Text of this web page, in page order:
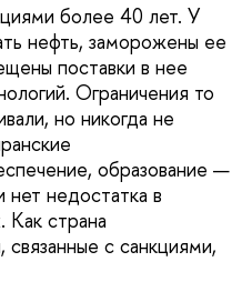
более 40 лет. У
нефть, заморожены ее
поставки в нее
Ограничения то
но никогда не
образование —
недостатка в
Как страна
с санкциями,